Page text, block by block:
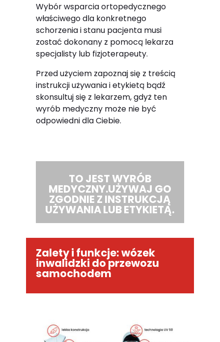
Wybór wsparcia ortopedycznego
właściwego dla konkretnego
schorzenia i stanu pacjenta musi
zostać dokonany z pomocą lekarza
specjalisty lub fizjoterapeuty.
Przed użyciem zapoznaj się z treścią
instrukcji używania i etykietą bądź
skonsultuj się z lekarzem, gdyż ten
wyrób medyczny może nie być
odpowiedni dla Ciebie.
TO JEST WYRÓB
MEDYCZNY.UŻYWAJ GO
ZGODNIE Z INSTRUKCJĄ
UŻYWANIA LUB ETYKIETĄ.
Zalety i funkcje: wózek
inwalidzki do przewozu
samochodem